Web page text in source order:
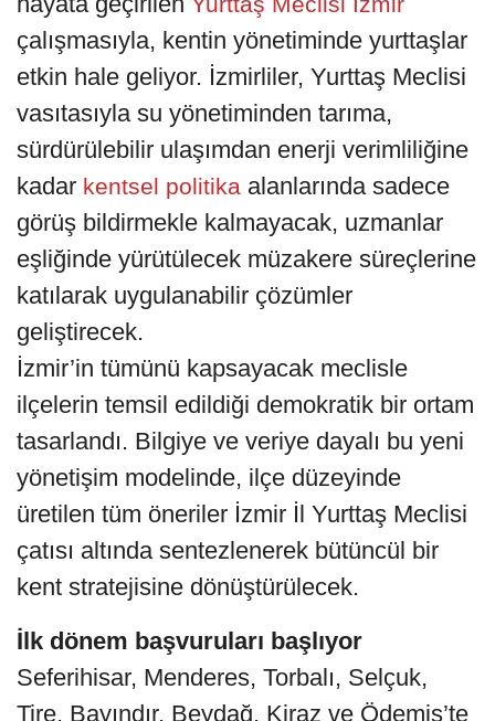
çalışmasıyla, kentin yönetiminde yurttaşlar
etkin hale geliyor. İzmirliler, Yurttaş Meclisi
vasıtasıyla su yönetiminden tarıma,
sürdürülebilir ulaşımdan enerji verimliliğine
kadar kentsel politika alanlarında sadece
görüş bildirmekle kalmayacak, uzmanlar
eşliğinde yürütülecek müzakere süreçlerine
katılarak uygulanabilir çözümler
geliştirecek.
İzmir’in tümünü kapsayacak meclisle
ilçelerin temsil edildiği demokratik bir ortam
tasarlandı. Bilgiye ve veriye dayalı bu yeni
yönetişim modelinde, ilçe düzeyinde
üretilen tüm öneriler İzmir İl Yurttaş Meclisi
çatısı altında sentezlenerek bütüncül bir
kent stratejisine dönüştürülecek.
İlk dönem başvuruları başlıyor
Seferihisar, Menderes, Torbalı, Selçuk,
Tire, Bayındır, Beydağ, Kiraz ve Ödemiş’te